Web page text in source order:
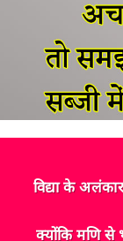
विद्या के
क्योंकि मणि से